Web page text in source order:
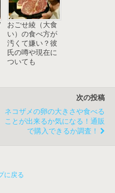
おごせ綾（大食
い）の食べ方が
汚くて嫌い？彼
氏の噂や現在に
ついても
次の投稿
ネコザメの卵の大きさや食べる
ことが出来るか気になる！通販
で購入できるか調査！
に戻る